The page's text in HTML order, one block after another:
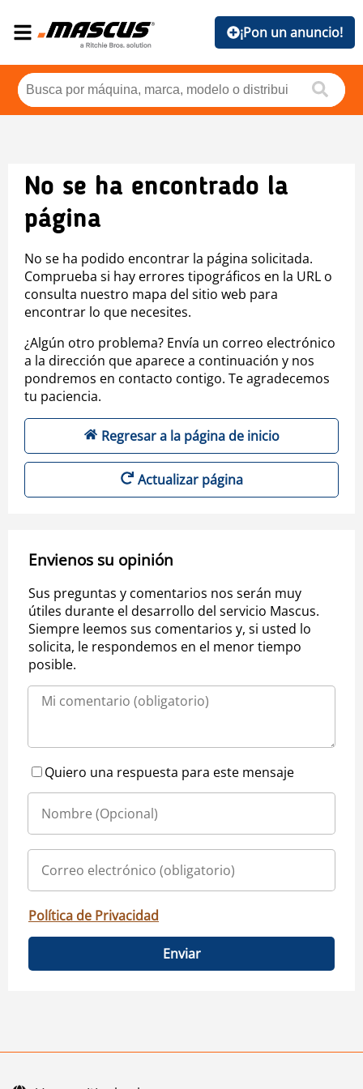
¡Pon un anuncio!
No se ha encontrado la
página
No se ha podido encontrar la página solicitada.
Comprueba si hay errores tipográficos en la URL o
consulta nuestro mapa del sitio web para
encontrar lo que necesites.
¿Algún otro problema? Envía un correo electrónico
a la dirección que aparece a continuación y nos
pondremos en contacto contigo. Te agradecemos
tu paciencia.
Regresar a la página de inicio
Actualizar página
Envienos su opinión
Sus preguntas y comentarios nos serán muy
útiles durante el desarrollo del servicio Mascus.
Siempre leemos sus comentarios y, si usted lo
solicita, le respondemos en el menor tiempo
posible.
Quiero una respuesta para este mensaje
Política de Privacidad
Enviar